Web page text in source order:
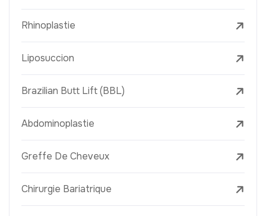
Rhinoplastie
Liposuccion
Brazilian Butt Lift (BBL)
Abdominoplastie
Greffe De Cheveux
Chirurgie Bariatrique